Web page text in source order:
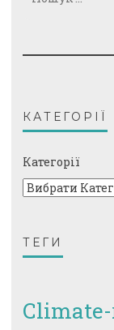
КАТЕГОРІЇ
Категорії
ТЕГИ